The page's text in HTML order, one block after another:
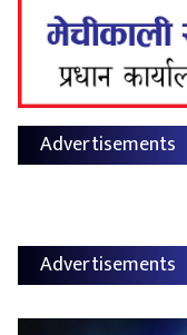
Advertisements
Advertisements